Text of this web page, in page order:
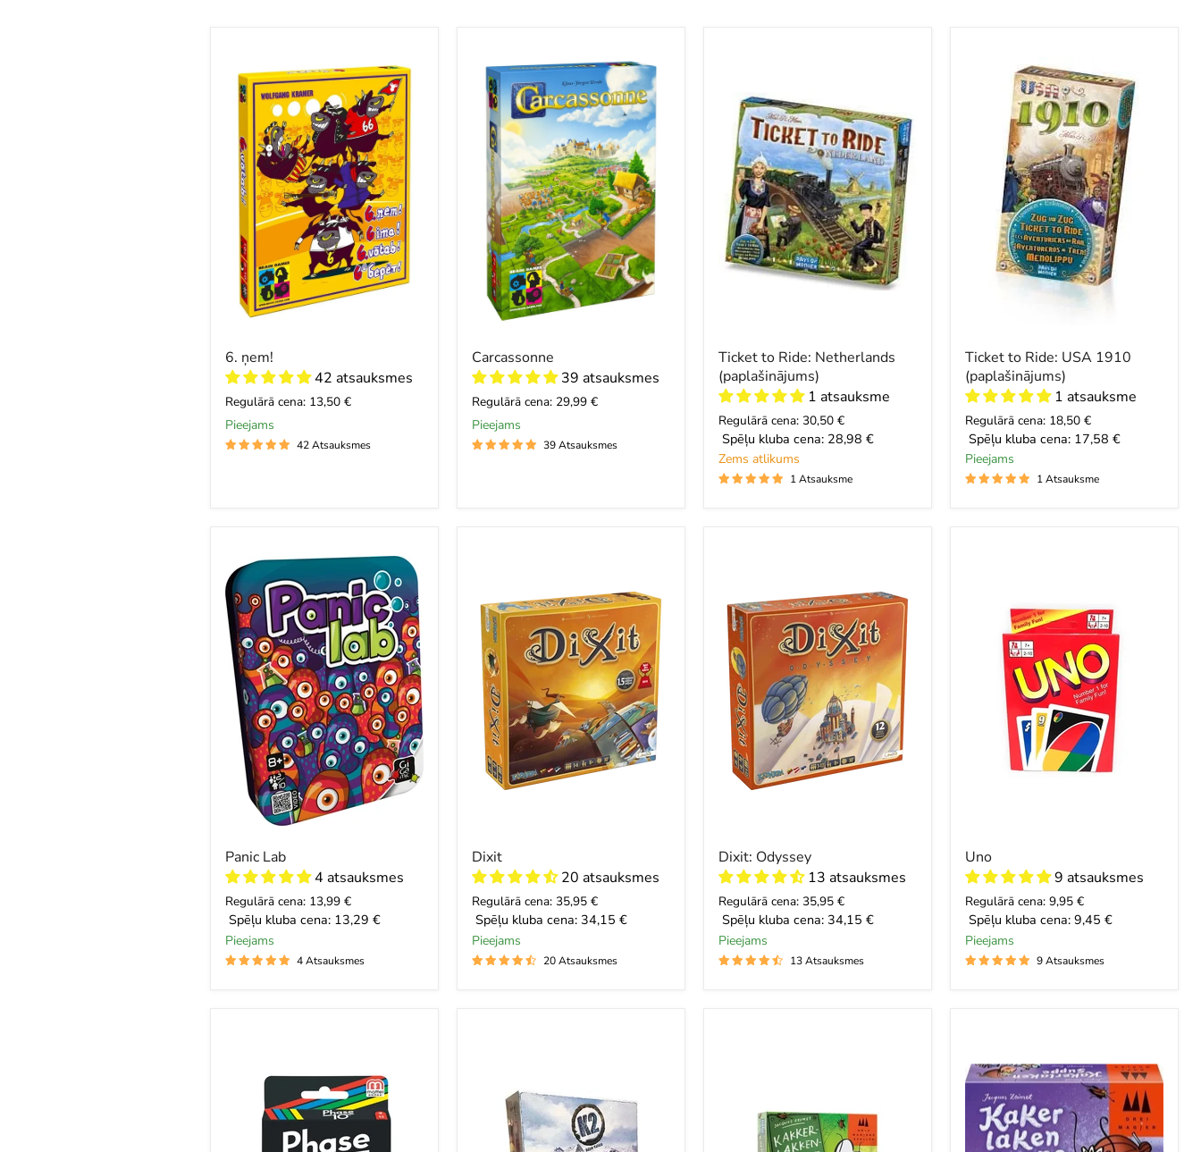
6. ņem!
42 atsauksmes
Regulārā cena: 13,50 €
Pieejams
42 Atsauksmes
Carcassonne
39 atsauksmes
Regulārā cena: 29,99 €
Pieejams
39 Atsauksmes
Netherlands
(paplašinājums)
Ticket to Ride: Netherlands
(paplašinājums)
1 atsauksme
Regulārā cena: 30,50 €
Spēļu kluba cena: 28,98 €
Zems atlikums
1 Atsauksme
(paplašinājums)
Ticket to Ride: USA 1910
(paplašinājums)
1 atsauksme
Regulārā cena: 18,50 €
Spēļu kluba cena: 17,58 €
Pieejams
1 Atsauksme
Lab
Panic Lab
4 atsauksmes
Regulārā cena: 13,99 €
Spēļu kluba cena: 13,29 €
Pieejams
4 Atsauksmes
Dixit
20 atsauksmes
Regulārā cena: 35,95 €
Spēļu kluba cena: 34,15 €
Pieejams
20 Atsauksmes
Dixit: Odyssey
13 atsauksmes
Regulārā cena: 35,95 €
Spēļu kluba cena: 34,15 €
Pieejams
13 Atsauksmes
Uno
9 atsauksmes
Regulārā cena: 9,95 €
Spēļu kluba cena: 9,45 €
Pieejams
9 Atsauksmes